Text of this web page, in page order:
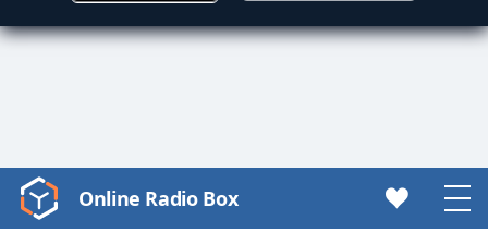
Video
Player
Online Radio Box